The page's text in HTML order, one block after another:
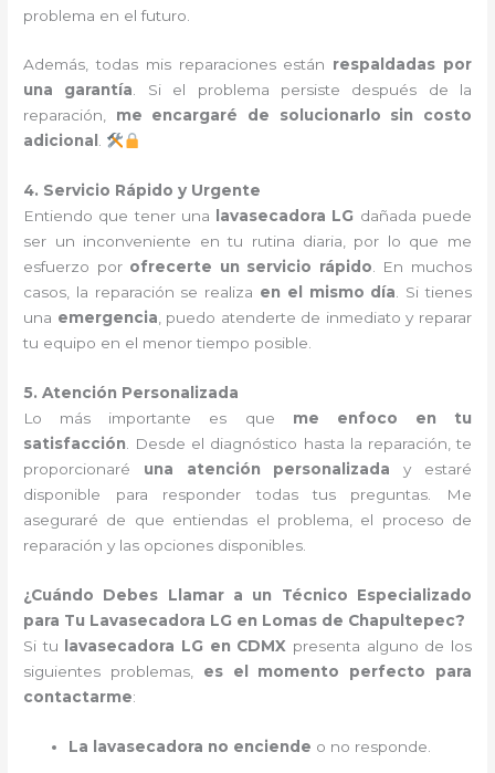
problema en el futuro.
Además, todas mis reparaciones están respaldadas por
una garantía. Si el problema persiste después de la
reparación, me encargaré de solucionarlo sin costo
adicional .
4. Servicio Rápido y Urgente
Entiendo que tener una
lavasecadora LG dañada puede
ser un inconveniente en tu rutina diaria, por lo que me
esfuerzo por ofrecerte un servicio rápido. En muchos
casos, la reparación se realiza en el mismo día. Si tienes
una emergencia, puedo atenderte de inmediato y reparar
tu equipo en el menor tiempo posible.
5. Atención Personalizada
Lo más importante es que me enfoco en tu
satisfacción . Desde el diagnóstico hasta la reparación, te
proporcionaré una atención personalizada y estaré
disponible para responder todas tus preguntas. Me
aseguraré de que entiendas el problema, el proceso de
reparación y las opciones disponibles.
¿Cuándo Debes Llamar a un Técnico Especializado
para Tu Lavasecadora LG en Lomas de Chapultepec?
Si tu
lavasecadora LG en CDMX presenta alguno de los
siguientes problemas, es el momento perfecto para
contactarme:
La lavasecadora no enciende o no responde.